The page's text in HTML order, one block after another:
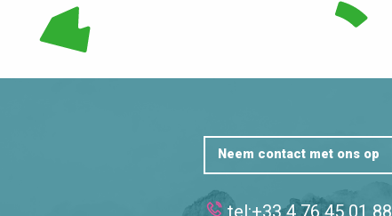
LEES MEER OVER
Neem contact met ons op
tel:+33 4 76 45 01 88